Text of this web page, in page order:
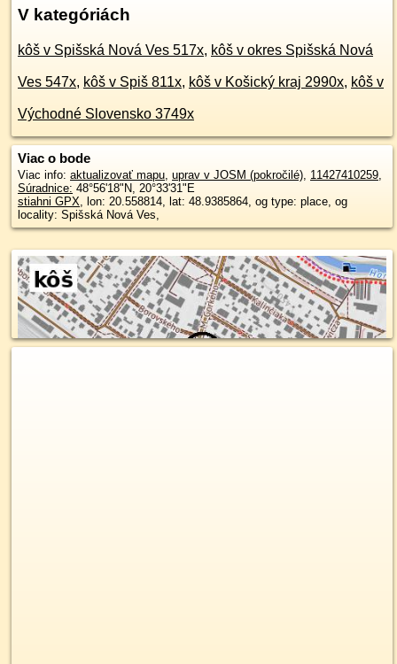
V kategóriách
kôš v Spišská Nová Ves 517x, kôš v okres Spišská Nová
Ves 547x, kôš v Spiš 811x, kôš v Košický kraj 2990x, kôš v
Východné Slovensko 3749x
Viac o bode
Viac info: aktualizovať mapu, uprav v JOSM (pokročilé), 11427410259,
Súradnice: 48°56'18"N, 20°33'31"E
stiahni GPX, lon: 20.558814, lat: 48.9385864, og type: place, og
locality: Spišská Nová Ves,